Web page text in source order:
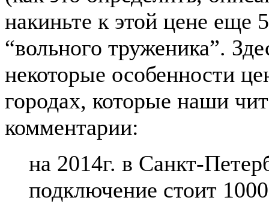
накиньте к этой цене еще
“вольного труженика”.
некоторые особенности
городах, которые наши
комментарии:
на 2014г. в Санкт-
подключение стоит